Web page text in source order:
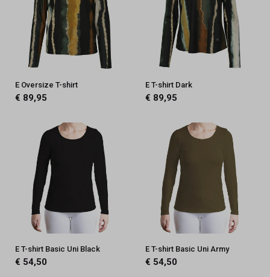
E Oversize T-shirt
€ 89,95
E T-shirt Dark
€ 89,95
E T-shirt Basic Uni Black
€ 54,50
E T-shirt Basic Uni Army
€ 54,50